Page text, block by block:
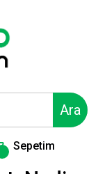
Ara
Sepetim